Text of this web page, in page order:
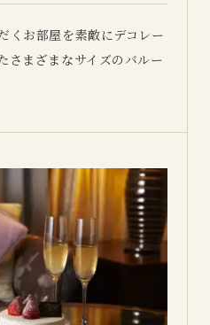
くお部屋を素敵にデコレー
さまざまなサイズのバルー